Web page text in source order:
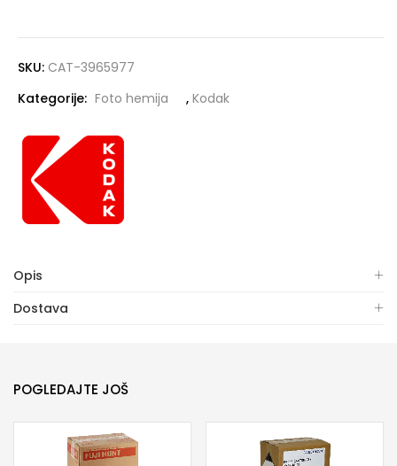
SKU: CAT-3965977
Kategorije: Foto hemija , Kodak
Opis
Dostava
POGLEDAJTE JOŠ